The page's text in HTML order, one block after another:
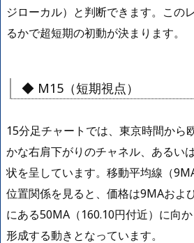
ジローカル）と判断できます。この
るかで超短期の初動が決まります。
◆ M15（短期視点）
15分足チャートでは、東京時間から
かな右肩下がりのチャネル、あるい
状を呈しています。移動平均線（
位置関係を見ると、価格は9MAおよ
にある50MA（160.10円付近）に向
形成する動きとなっています。